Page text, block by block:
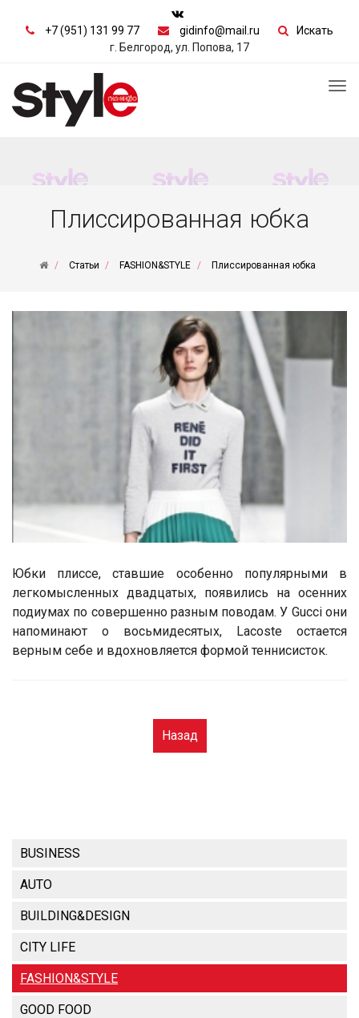
+7 (951) 131 99 77 gidinfo@mail.ru
Искать
г. Белгород, ул. Попова, 17
Плиссированная юбка
Статьи FASHION&STYLE Плиссированная юбка
Юбки плиссе, ставшие особенно популярными в
легкомысленных двадцатых, появились на осенних
подиумах по совершенно разным поводам. У Gucci они
напоминают о восьмидесятых, Lacoste остается
верным себе и вдохновляется формой теннисисток.
Назад
BUSINESS
AUTO
BUILDING&DESIGN
CITY LIFE
FASHION&STYLE
GOOD FOOD